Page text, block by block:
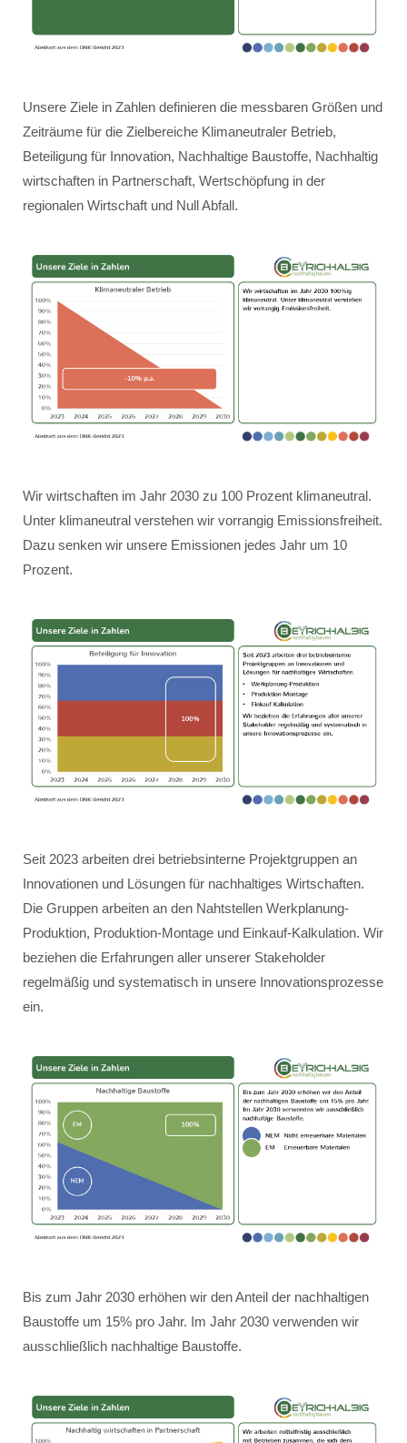
Unsere Ziele in Zahlen definieren die messbaren Größen und
Zeiträume für die Zielbereiche Klimaneutraler Betrieb,
Beteiligung für Innovation, Nachhaltige Baustoffe, Nachhaltig
wirtschaften in Partnerschaft, Wertschöpfung in der
regionalen Wirtschaft und Null Abfall.
Wir wirtschaften im Jahr 2030 zu 100 Prozent klimaneutral.
Unter klimaneutral verstehen wir vorrangig Emissionsfreiheit.
Dazu senken wir unsere Emissionen jedes Jahr um 10
Prozent.
Seit 2023 arbeiten drei betriebsinterne Projektgruppen an
Innovationen und Lösungen für nachhaltiges Wirtschaften.
Die Gruppen arbeiten an den Nahtstellen Werkplanung-
Produktion, Produktion-Montage und Einkauf-Kalkulation. Wir
beziehen die Erfahrungen aller unserer Stakeholder
regelmäßig und systematisch in unsere Innovationsprozesse
ein.
Bis zum Jahr 2030 erhöhen wir den Anteil der nachhaltigen
Baustoffe um 15% pro Jahr. Im Jahr 2030 verwenden wir
ausschließlich nachhaltige Baustoffe.